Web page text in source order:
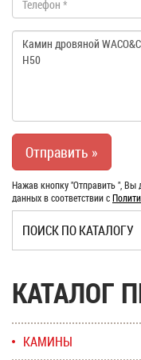
Нажав кнопку "Отправить ", Вы
данных в соответствии с
КАТАЛОГ
КАМИНЫ